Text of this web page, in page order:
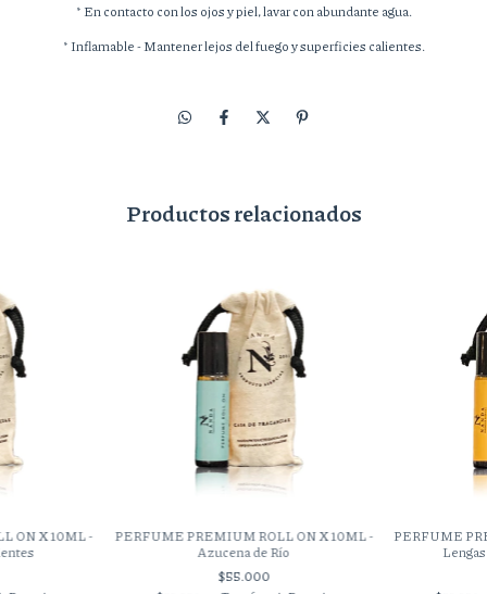
* En contacto con los ojos y piel, lavar con abundante agua.
* Inflamable - Mantener lejos del fuego y superficies calientes.
Productos relacionados
ON X 10ML -
PERFUME PREMIUM ROLL ON X 10ML -
Azucena de Río
$55.000
PERFUME